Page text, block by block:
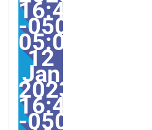
16:45:23
-0500-
12
Jan
2023
16:45:23
-